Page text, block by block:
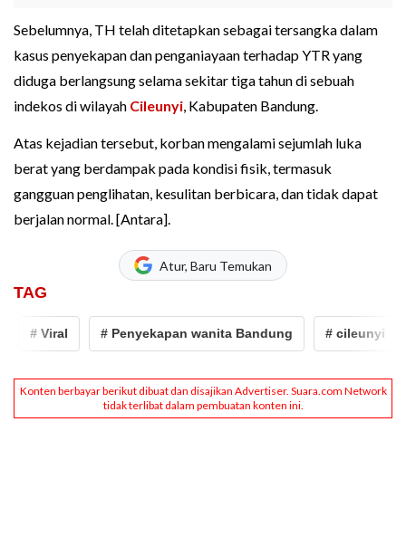
Sebelumnya, TH telah ditetapkan sebagai tersangka dalam
kasus penyekapan dan penganiayaan terhadap YTR yang
diduga berlangsung selama sekitar tiga tahun di sebuah
indekos di wilayah Cileunyi, Kabupaten Bandung.
Atas kejadian tersebut, korban mengalami sejumlah luka
berat yang berdampak pada kondisi fisik, termasuk
gangguan penglihatan, kesulitan berbicara, dan tidak dapat
berjalan normal. [Antara].
Atur, Baru Temukan
TAG
# Viral # Penyekapan wanita Bandung # cileunyi